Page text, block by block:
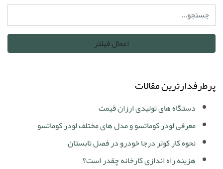
پرطرفدارترین مقالات
دستگاه های تولیدی ارزان قیمت
معرفی لودر کوماتسو و مدل های مختلف لودر کوماتسو
نحوه کار کولر درجا خودرو در فصل تابستان
هزینه راه اندازی کارخانه چقدر است؟